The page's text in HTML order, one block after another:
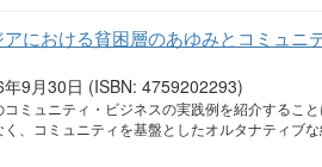
における貧困層のあゆみとコミュニ
9月30日 (ISBN: 4759202293)
ミュニティ・ビジネスの実践例を紹介するこ
、コミュニティを基盤としたオルタナティブ